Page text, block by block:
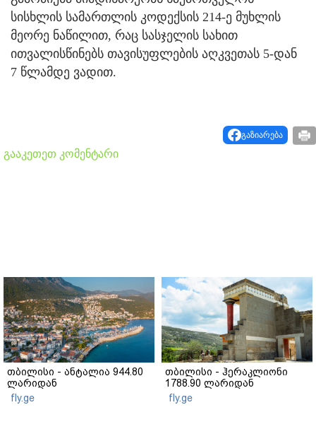
სისხლის სამართლის კოდექსის 214-ე მუხლის
მეორე ნაწილით, რაც სასჯელის სახით
ითვალისწინებს თავისუფლების აღკვეთას 5-დან
7 წლამდე ვადით.
გაზიარება
გააკეთეთ კომენტარი
თბილისი - ანტალია 944.80
ლარიდან
fly.ge
თბილისი - ჰერაკლიონი
1788.90 ლარიდან
fly.ge